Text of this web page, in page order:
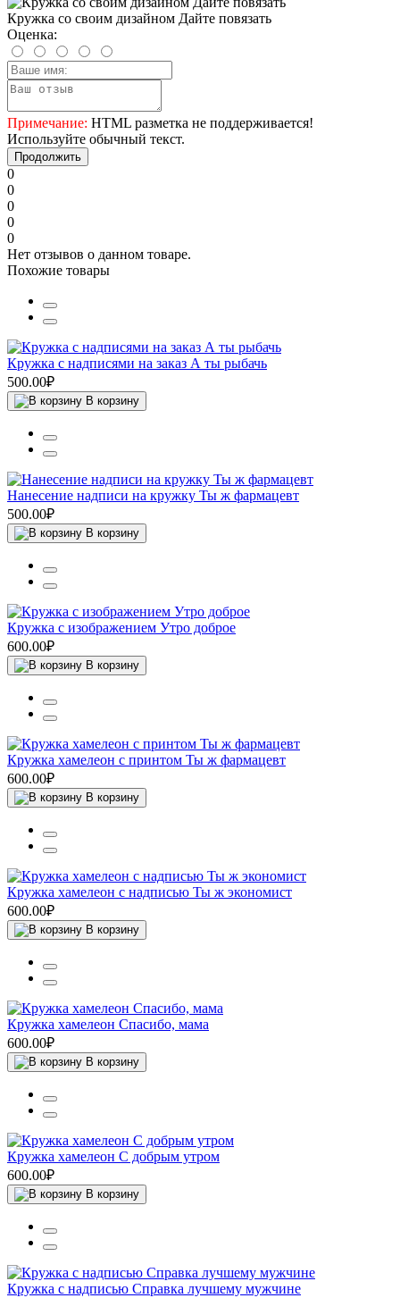
Кружка со своим дизайном Дайте повязать
Оценка:
Примечание: HTML разметка не поддерживается!
Используйте обычный текст.
Продолжить
0
0
0
0
0
Нет отзывов о данном товаре.
Похожие товары
Кружка с надписями на заказ А ты рыбачь
500.00₽
В корзину
Нанесение надписи на кружку Ты ж фармацевт
500.00₽
В корзину
Кружка с изображением Утро доброе
600.00₽
В корзину
Кружка хамелеон с принтом Ты ж фармацевт
600.00₽
В корзину
Кружка хамелеон с надписью Ты ж экономист
600.00₽
В корзину
Кружка хамелеон Спасибо, мама
600.00₽
В корзину
Кружка хамелеон С добрым утром
600.00₽
В корзину
Кружка с надписью Справка лучшему мужчине